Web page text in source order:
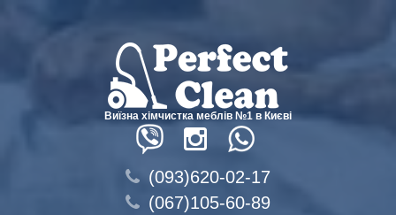
Виїзна хімчистка меблів №1 в Києві
(093)620-02-17
(067)105-60-89